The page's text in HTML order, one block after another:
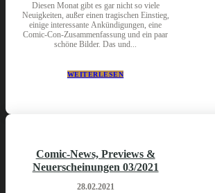
Diesen Monat gibt es gar nicht so viele
Neuigkeiten, außer einen tragischen Einstieg,
einige interessante Ankündigungen, eine
Comic-Con-Zusammenfassung und ein paar
schöne Bilder. Das und...
WEITERLESEN
Comic-News, Previews &
Neuerscheinungen 03/2021
28.02.2021